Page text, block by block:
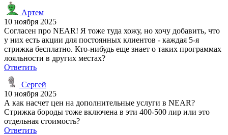
Артем
10 ноября 2025
Согласен про NEAR! Я тоже туда хожу, но хочу добавить, что
у них есть акции для постоянных клиентов - каждая 5-я
стрижка бесплатно. Кто-нибудь еще знает о таких программах
лояльности в других местах?
Ответить
Сергей
10 ноября 2025
А как насчет цен на дополнительные услуги в NEAR?
Стрижка бороды тоже включена в эти 400-500 лир или это
отдельная стоимость?
Ответить